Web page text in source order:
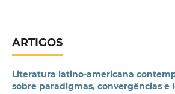
ARTIGOS
Literatura latino-americana
sobre paradigmas, convergências e